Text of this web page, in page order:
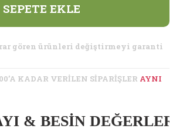
SEPETE EKLE
gören ürünleri değiştirmeyi garanti
KADAR VERİLEN SİPARİŞLER AYNI
& BESİN